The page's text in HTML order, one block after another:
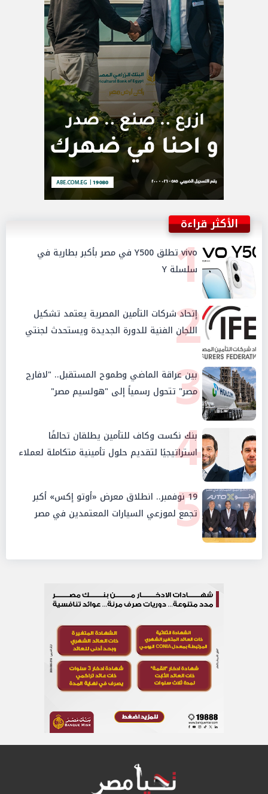
الأكثر قراءة
1
vivo تطلق Y500 في مصر بأكبر بطارية في
سلسلة Y
2
إتحاد شركات التأمين المصرية يعتمد تشكيل
اللجان الفنية للدورة الجديدة ويستحدث لجنتي
الأمن السيبراني والإستثمار والإدخار
3
بين عراقة الماضي وطموح المستقبل.. "لافارچ
مصر" تتحول رسمياً إلى "هولسيم مصر"
4
بنك نكست وكاف للتأمين يطلقان تحالفًا
استراتيجيًا لتقديم حلول تأمينية متكاملة لعملاء
البنك
519 نوفمبر.. انطلاق معرض «أوتو إكس» أكبر
تجمع لموزعي السيارات المعتمدين في مصر